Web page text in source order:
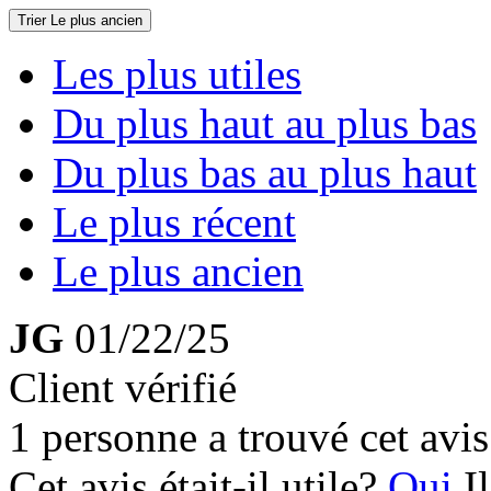
Trier Le plus ancien
Les plus utiles
Du plus haut au plus bas
Du plus bas au plus haut
Le plus récent
Le plus ancien
JG 01/22/25
Client vérifié
1 personne a trouvé cet